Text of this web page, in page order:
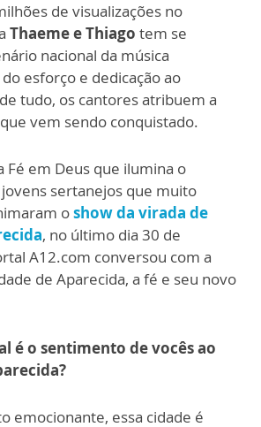
de visualizações no
Thaeme e Thiago tem se
nacional da música
esforço e dedicação ao
tudo, os cantores atribuem a
vem sendo conquistado.
Fé em Deus que ilumina o
sertanejos que muito
oshow da virada de
, no último dia 30 de
A12.com conversou com a
de Aparecida, a fé e seu novo
é o sentimento de vocês ao
emocionante, essa cidade é